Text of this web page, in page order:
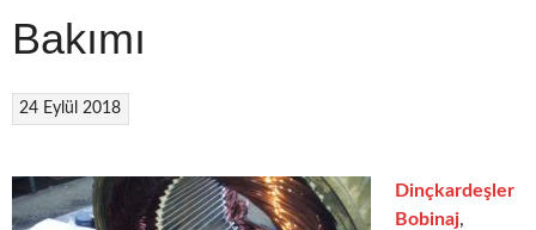
Bakımı
24 Eylül 2018
Dinçkardeşler
Bobinaj,